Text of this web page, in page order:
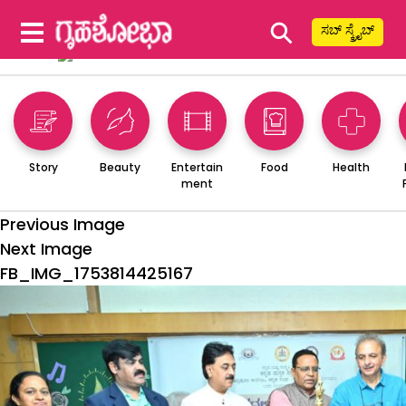
⚲ ಸಬ್ ಸ್ಕ್ರೈಬ್
Story Beauty
Entertain
ment
Food Health
Previous Image
Next Image
FB_IMG_1753814425167